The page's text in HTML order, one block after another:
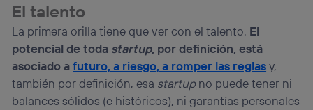
El talento
La primera orilla tiene que ver con el talento. El
potencial de toda startup, por definición, está
asociado afuturo, a riesgo, a romper las reglasy,
también por definición, esa startupno puede tener ni
balances sólidos (e históricos), ni garantías personales